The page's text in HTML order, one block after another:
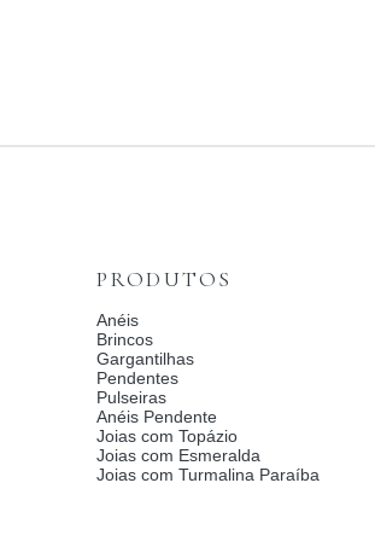
PRODUTOS
Anéis
Brincos
Gargantilhas
Pendentes
Pulseiras
Anéis Pendente
Joias com Topázio
Joias com Esmeralda
Joias com Turmalina Paraíba